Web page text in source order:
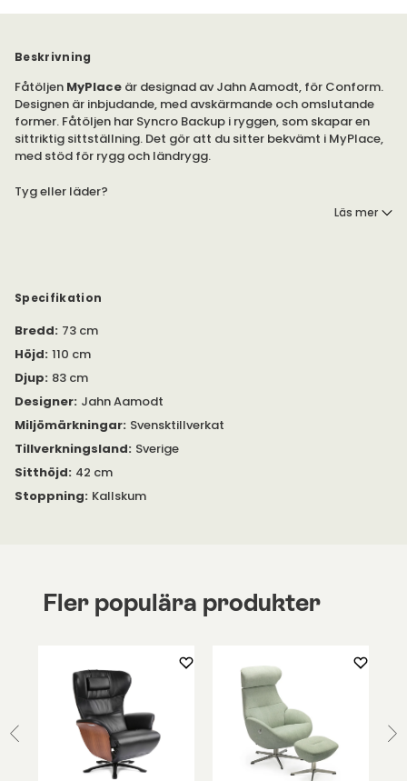
Beskrivning
Fåtöljen MyPlace är designad av Jahn Aamodt, för Conform.
Designen är inbjudande, med avskärmande och omslutande
former. Fåtöljen har Syncro Backup i ryggen, som skapar en
sittriktig sittställning. Det gör att du sitter bekvämt i MyPlace,
med stöd för rygg och ländrygg.
Tyg eller läder?
ytterligare komfort.
Läs mer
Specifikation
Bredd: 73 cm
Höjd: 110 cm
Djup: 83 cm
Designer: Jahn Aamodt
Miljömärkningar: Svensktillverkat
Tillverkningsland: Sverige
Sitthöjd: 42 cm
Stoppning: Kallskum
Fler populära produkter